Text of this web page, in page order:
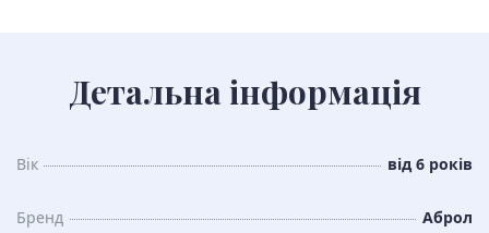
Детальна інформація
Вік від 6 років
Бренд Аброл